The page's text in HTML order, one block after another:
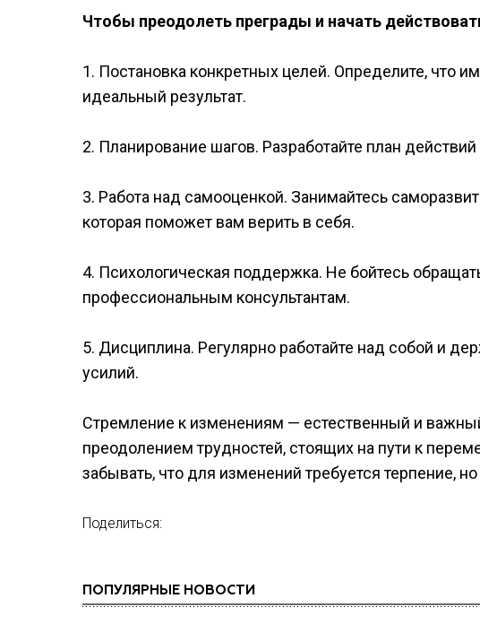
Чтобы преодолеть преграды и начать
1. Постановка конкретных целей. Определите, что
идеальный результат.
2. Планирование шагов. Разработайте план
3. Работа над самооценкой. Занимайтесь
которая поможет вам верить в себя.
4. Психологическая поддержка. Не бойтесь
профессиональным консультантам.
5. Дисциплина. Регулярно работайте над собой и
усилий.
Стремление к изменениям — естественный и
преодолением трудностей, стоящих на пути к
забывать, что для изменений требуется терпение,
Поделиться:
ПОПУЛЯРНЫЕ НОВОСТИ